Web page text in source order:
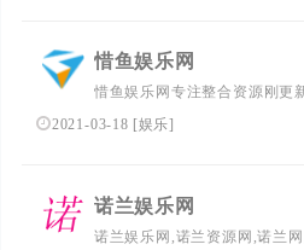
惜鱼娱乐网
惜鱼娱乐网专注整合资源刚更
巧，手机软件、刚更新电影、
2021-03-18 [娱乐]
诺兰娱乐网
诺兰娱乐网,诺兰资源网,诺兰